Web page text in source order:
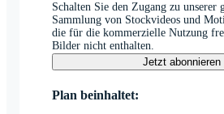
Schalten Sie den Zugang zu unserer
Sammlung von Stockvideos und
die für die kommerzielle Nutzung
Bilder nicht enthalten.
Jetzt abonnieren
Plan beinhaltet: